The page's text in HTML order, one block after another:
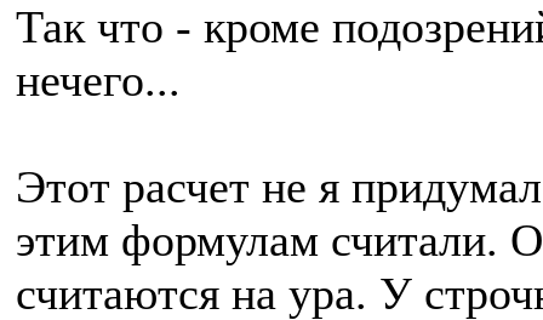
Так что - кроме
нечего...
Этот расчет не я
этим формулам считали.
считаются на ура. У